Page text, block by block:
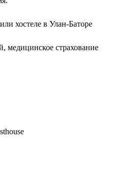
хостеле в Улан-Баторе
медицинское страхование